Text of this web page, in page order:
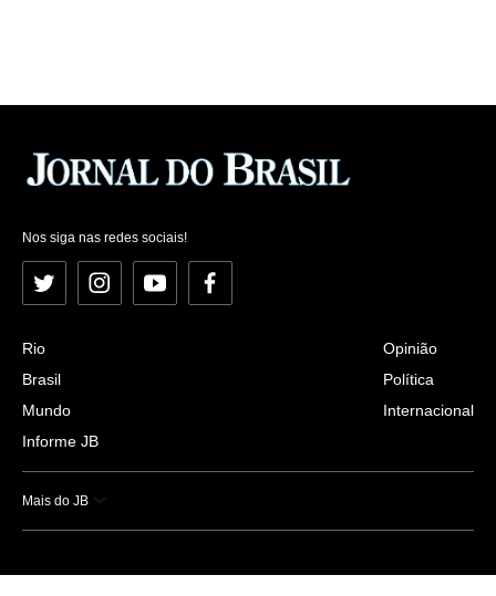
Nos siga nas redes sociais!
Twitter InstagramYouTubeFacebook
Rio
Brasil
Mundo
Informe JB
Opinião
Política
Internacional
Mais do JB
Esportes